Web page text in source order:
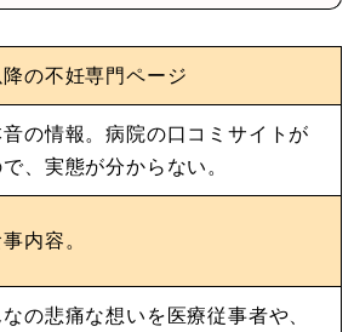
の不妊専門ページ
の情報。病院の口コミサイトが
、実態が分からない。
内容。
の悲痛な想いを医療従事者や、